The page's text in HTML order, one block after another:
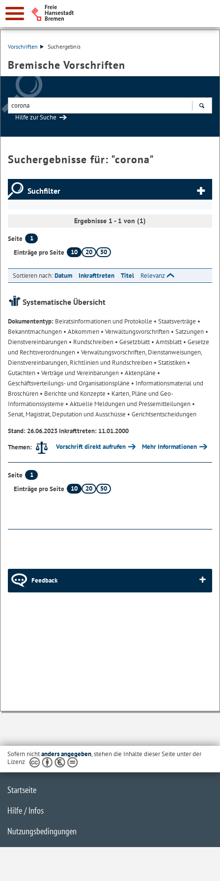
Vorschriften Suchergebnis
Bremische Vorschriften
Hilfe zur Suche
Suchergebnisse für: "corona"
Suchfilter
Ergebnisse 1 - 1 von (1)
Seite
1
Einträge pro Seite
10 20 50
Sortieren nach:Datum Inkrafttreten Titel Relevanz
Systematische Übersicht
Dokumententyp: Beiratsinformationen und Protokolle • Staatsverträge •
Bekanntmachungen • Abkommen • Verwaltungsvorschriften • Satzungen •
Dienstvereinbarungen • Rundschreiben • Gesetzblatt• Amtsblatt• Gesetze
und Rechtsverordnungen • Verwaltungsvorschriften, Dienstanweisungen,
Dienstvereinbarungen, Richtlinien und Rundschreiben • Statistiken •
Gutachten • Verträge und Vereinbarungen • Aktenpläne •
Geschäftsverteilungs- und Organisationspläne • Informationsmaterial und
Broschüren • Berichte und Konzepte • Karten, Pläne und Geo-
Informationssysteme • Aktuelle Meldungen und Pressemitteilungen •
Senat, Magistrat, Deputation und Ausschüsse • Gerichtsentscheidungen
Stand: 26.06.2023 Inkrafttreten: 11.01.2000
Themen:
Vorschrift direkt aufrufen Mehr Informationen
Seite
1
Einträge pro Seite
10 20 50
Feedback
Sofern nichtanders angegeben, stehen die Inhalte dieser Seite unter der
Lizenz
Startseite
Hilfe / Infos
Nutzungsbedingungen